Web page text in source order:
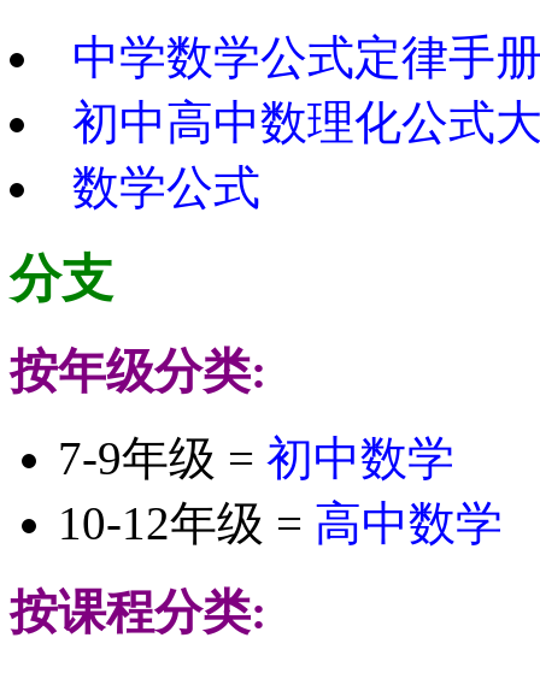
中学数学公式定律手
初中高中数理化公式
数学公式
分支
按年级分类:
7-9年级 = 初中数学
10-12年级 = 高中数学
按课程分类: